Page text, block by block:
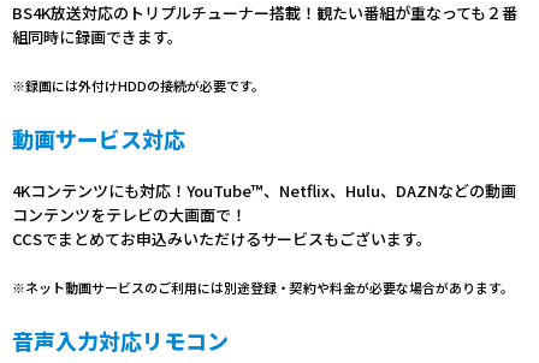
BS4K放送対応のトリプルチューナー搭載！観たい番組が重なっても２番
組同時に録画できます。
※録画には外付けHDDの接続が必要です。
動画サービス対応
4Kコンテンツにも対応！YouTube™、Netflix、Hulu、DAZNなどの動画
コンテンツをテレビの大画面で！
CCSでまとめてお申込みいただけるサービスもございます。
※ネット動画サービスのご利用には別途登録・契約や料金が必要な場合があります。
音声入力対応リモコン